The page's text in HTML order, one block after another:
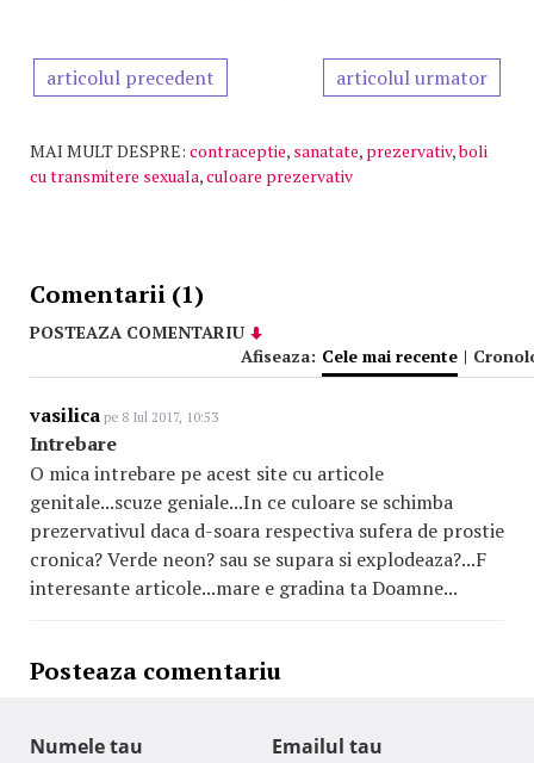
articolul precedent articolul urmator
MAI MULT DESPRE: contraceptie, sanatate, prezervativ,boli
cu transmitere sexuala,culoare prezervativ
Comentarii (1)
POSTEAZA COMENTARIU
Afiseaza: Cele mai recente |
vasilica pe 8 Iul 2017, 10:53
Intrebare
O mica intrebare pe acest site cu articole
genitale...scuze geniale...In ce culoare se schimba
prezervativul daca d-soara respectiva sufera de prostie
cronica? Verde neon? sau se supara si explodeaza?...F
interesante articole...mare e gradina ta Doamne...
Posteaza comentariu
Numele tau Emailul tau